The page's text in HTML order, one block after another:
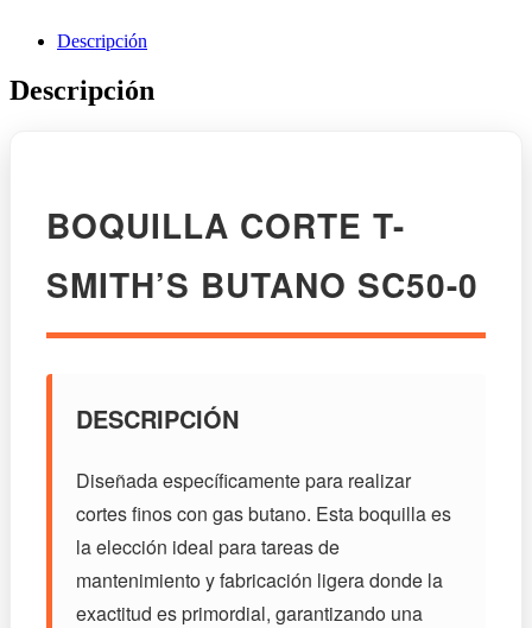
Descripción
Descripción
BOQUILLA CORTE T-
SMITH’S BUTANO SC50-0
DESCRIPCIÓN
Diseñada específicamente para realizar
cortes finos con gas butano. Esta boquilla es
la elección ideal para tareas de
mantenimiento y fabricación ligera donde la
exactitud es primordial, garantizando una